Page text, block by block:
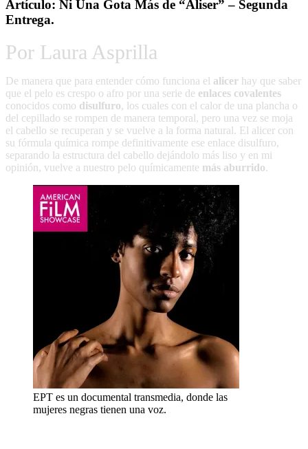
Artículo: Ni Una Gota Más de “Aliser” – Segunda
Entrega.
Por Laura Asprilla
De manera que para entender cómo funciona el alicer hay que saber
que el pelo es crespo o afro por una serie de enlaces covalentes
conocidos como disulfuro, los cuales con el calor de una plancha o
del cepillado se rompen de manera temporal, pero una vez se moja
el cabello se recuperan y se vuelve a la forma natural. El alicer con
su fórmula química rompe definitivamente ese enlace disulfuro,
separando la estructura del cabello dejándolo más liso y en mi
opinión, vuelve a nuestro pelo químicamente más aburrido.
EPT es un documental transmedia, donde las
mujeres negras tienen una voz.